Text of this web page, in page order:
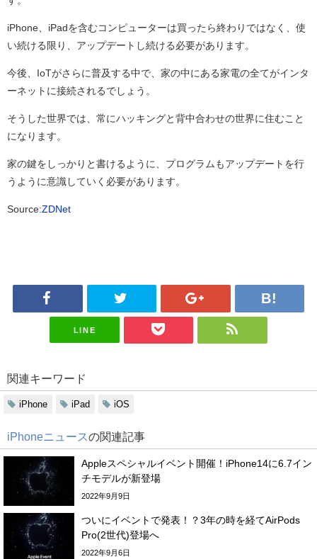
iPhone、iPadを含むコンピューターは買ったら終わりではなく、使
い続ける限り、アップデートし続ける必要があります。
今後、IoTがさらに普及する中で、家の中にある家電の全てがインタ
ーネットに接続されるでしょう。
そうした世界では、常にハッキングと背中合わせの世界に住むこと
になります。
家の鍵をしっかりと書けるように、プログラムもアップデートを行
うように意識していく必要があります。
Source:ZDNet
LINE
関連キーワード
iPhone iPad iOS
iPhoneニュースの関連記事
Appleスペシャルイベント開催！iPhone14に6.7イン
チモデルが新登場
2022年9月9日
ついにイベントで発表！？3年の時を経てAirPods
Pro(2世代)登場へ
2022年9月6日